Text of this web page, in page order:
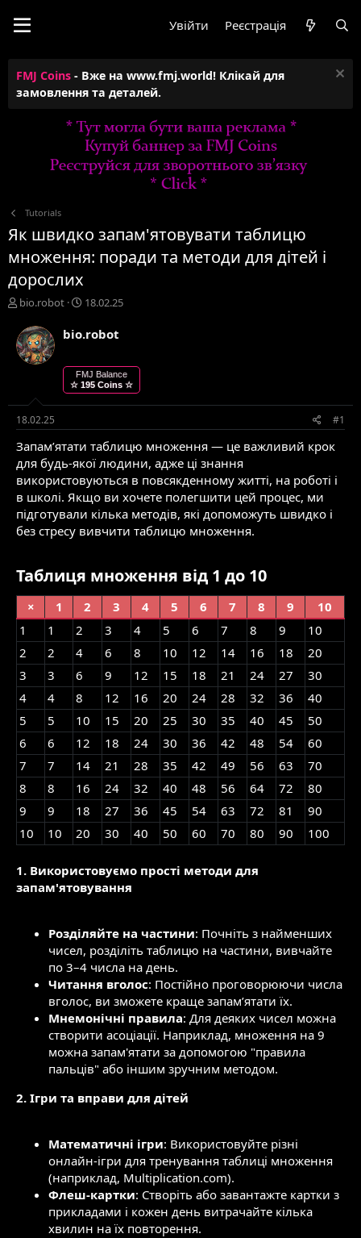
Увійти Реєстрація
FMJ Coins - Вже на www.fmj.world! Клікай для
замовлення та деталей.
Tutorials
Як швидко запам'ятовувати таблицю
множення: поради та методи для дітей і
дорослих
А
т
о
р
м
и
bio.robot
Д
т
т
в
о
е
н
н
я
18.02.25
bio.robot
FMJ Balance
☆ 195 Coins ☆
18.02.25 #1
Запам’ятати таблицю множення — це важливий крок
для будь-якої людини, адже ці знання
використовуються в повсякденному житті, на роботі і
в школі. Якщо ви хочете полегшити цей процес, ми
підготували кілька методів, які допоможуть швидко і
без стресу вивчити таблицю множення.
Таблиця множення від 1 до 10​
× 1 2 3 4 5 6 7 8 9
10
1
1 2 3 4 5 6 7 8 9
10
2
2 4 6 8 10 12 14 16 18
20
3
3 6 9 12 15 18 21 24 27
30
4
4 8 12 16 20 24 28 32 36
40
5
5 10 15 20 25 30 35 40 45
50
6
6 12 18 24 30 36 42 48 54
60
7
7 14 21 28 35 42 49 56 63
70
8
8 16 24 32 40 48 56 64 72
80
9
9 18 27 36 45 54 63 72 81
90
10
10 20 30 40 50 60 70 80 90 100
1. Використовуємо прості методи для
запам'ятовування
Розділяйте на частини: Почніть з найменших
чисел, розділіть таблицю на частини, вивчайте
по 3–4 числа на день.
Читання вголос: Постійно проговорюючи числа
вголос, ви зможете краще запам’ятати їх.
Мнемонічні правила: Для деяких чисел можна
створити асоціації. Наприклад, множення на 9
можна запам'ятати за допомогою "правила
пальців" або іншим зручним методом.
2. Ігри та вправи для дітей
Математичні ігри: Використовуйте різні
онлайн-ігри для тренування таблиці множення
(наприклад, Multiplication.com).
Флеш-картки: Створіть або завантажте картки з
прикладами і кожен день витрачайте кілька
хвилин на їх повторення.